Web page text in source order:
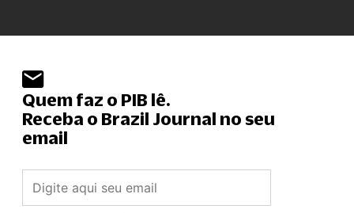
Quem faz o PIB lê.
Receba o Brazil Journal no seu
email